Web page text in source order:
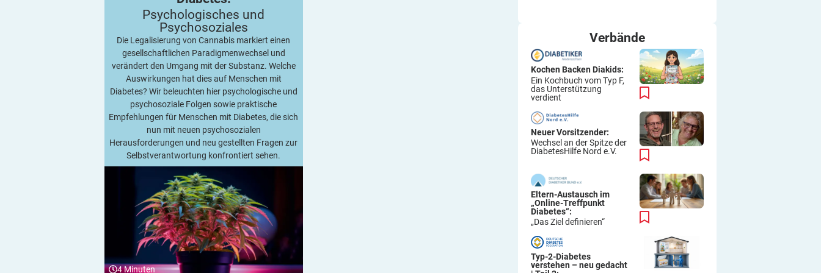
Psychologisches und
Psychosoziales
Die Legalisierung von Cannabis markiert einen
gesellschaftlichen Paradigmenwechsel und
verändert den Umgang mit der Substanz. Welche
Auswirkungen hat dies auf Menschen mit
Diabetes? Wir beleuchten hier psychologische und
psychosoziale Folgen sowie praktische
Empfehlungen für Menschen mit Diabetes, die sich
nun mit neuen psychosozialen
Herausforderungen und neu gestellten Fragen zur
Selbstverantwortung konfrontiert sehen.
4Minuten
Verbände
Kochen Backen Diakids:
Ein Kochbuch vom Typ F,
das Unterstützung
verdient
Neuer Vorsitzender:
Wechsel an der Spitze der
DiabetesHilfe Nord e.V.
Eltern-Austausch im
„Online-Treffpunkt
Diabetes“:
„Das Ziel definieren“
Typ-2-Diabetes
verstehen – neu gedacht